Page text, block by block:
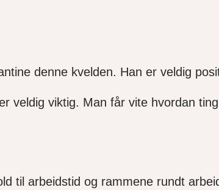
denne kvelden. Han er veldig
veldig viktig. Man får vite hvordan
til arbeidstid og rammene rundt